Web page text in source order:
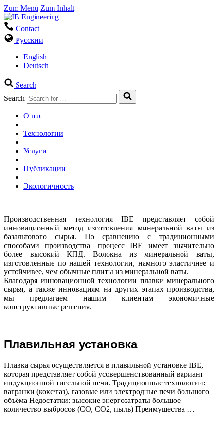
Zum Menü Zum Inhalt
Contact
Русский
English
Deutsch
Search
Search
О нас
Технологии
Услуги
Публикации
Экологичность
Производственная технология IBE представляет собой
инновационный метод изготовления минеральной ваты из
базальтового сырья. По сравнению с традиционными
способами производства, процесс IBE имеет значительно
более высокий КПД. Волокна из минеральной ваты,
изготовленные по нашей технологии, намного эластичнее и
устойчивее, чем обычные плиты из минеральной ваты.
Благодаря инновационной технологии плавки минерального
сырья, а также инновациям на других этапах производства,
мы предлагаем нашим клиентам экономичные
конструктивные решения.
Плавильная установка
Плавка сырья осуществляется в плавильной установке IBE,
которая представляет собой усовершенствованный вариант
индукционной тигельной печи. Традиционные технологии:
вагранки (кокс/газ), газовые или электродные печи большого
объёма Недостатки: высокие энергозатраты большое
количество выбросов (CO, CO2, пыль) Преимущества …